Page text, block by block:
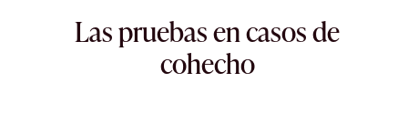
Las pruebas en casos de
cohecho